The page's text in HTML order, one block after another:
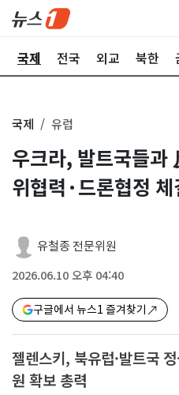
국제 전국 외교 북한
국제 유럽
우크라, 발트국들
위협력·드론협정
유철종 전문위원
2026.06.10 오후 04:40
구글에서 뉴스1 즐겨찾기
젤렌스키, 북유럽·발트국
원 확보 총력